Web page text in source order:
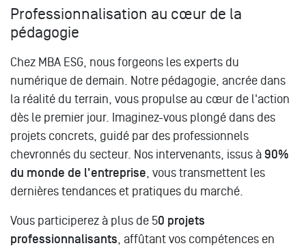
Professionnalisation au cœur de la
pédagogie
Chez MBA ESG, nous forgeons les experts du
numérique de demain. Notre pédagogie, ancrée dans
la réalité du terrain, vous propulse au cœur de l'action
dès le premier jour. Imaginez-vous plongé dans des
projets concrets, guidé par des professionnels
chevronnés du secteur. Nos intervenants, issus à 90%
du monde de l'entreprise, vous transmettent les
dernières tendances et pratiques du marché.
Vous participerez à plus de 50 projets
professionnalisants, affûtant vos compétences en